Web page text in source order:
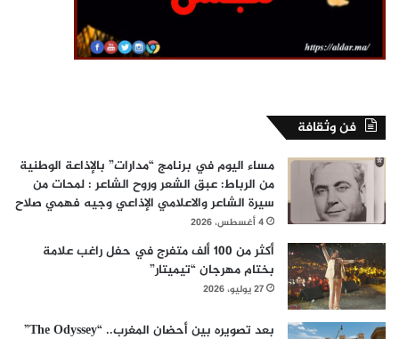
فن وثقافة
مساء اليوم في برنامج “مدارات” بالإذاعة الوطنية
من الرباط: عبق الشعر وروح الشاعر : لمحات من
سيرة الشاعر والاعلامي الإذاعي وجيه فهمي صلاح
4 أغسطس، 2026
أكثر من 100 ألف متفرج في حفل راغب علامة
بختام مهرجان “تيميتار”
27 يوليو، 2026
بعد تصويره بين أحضان المغرب.. “The Odyssey”